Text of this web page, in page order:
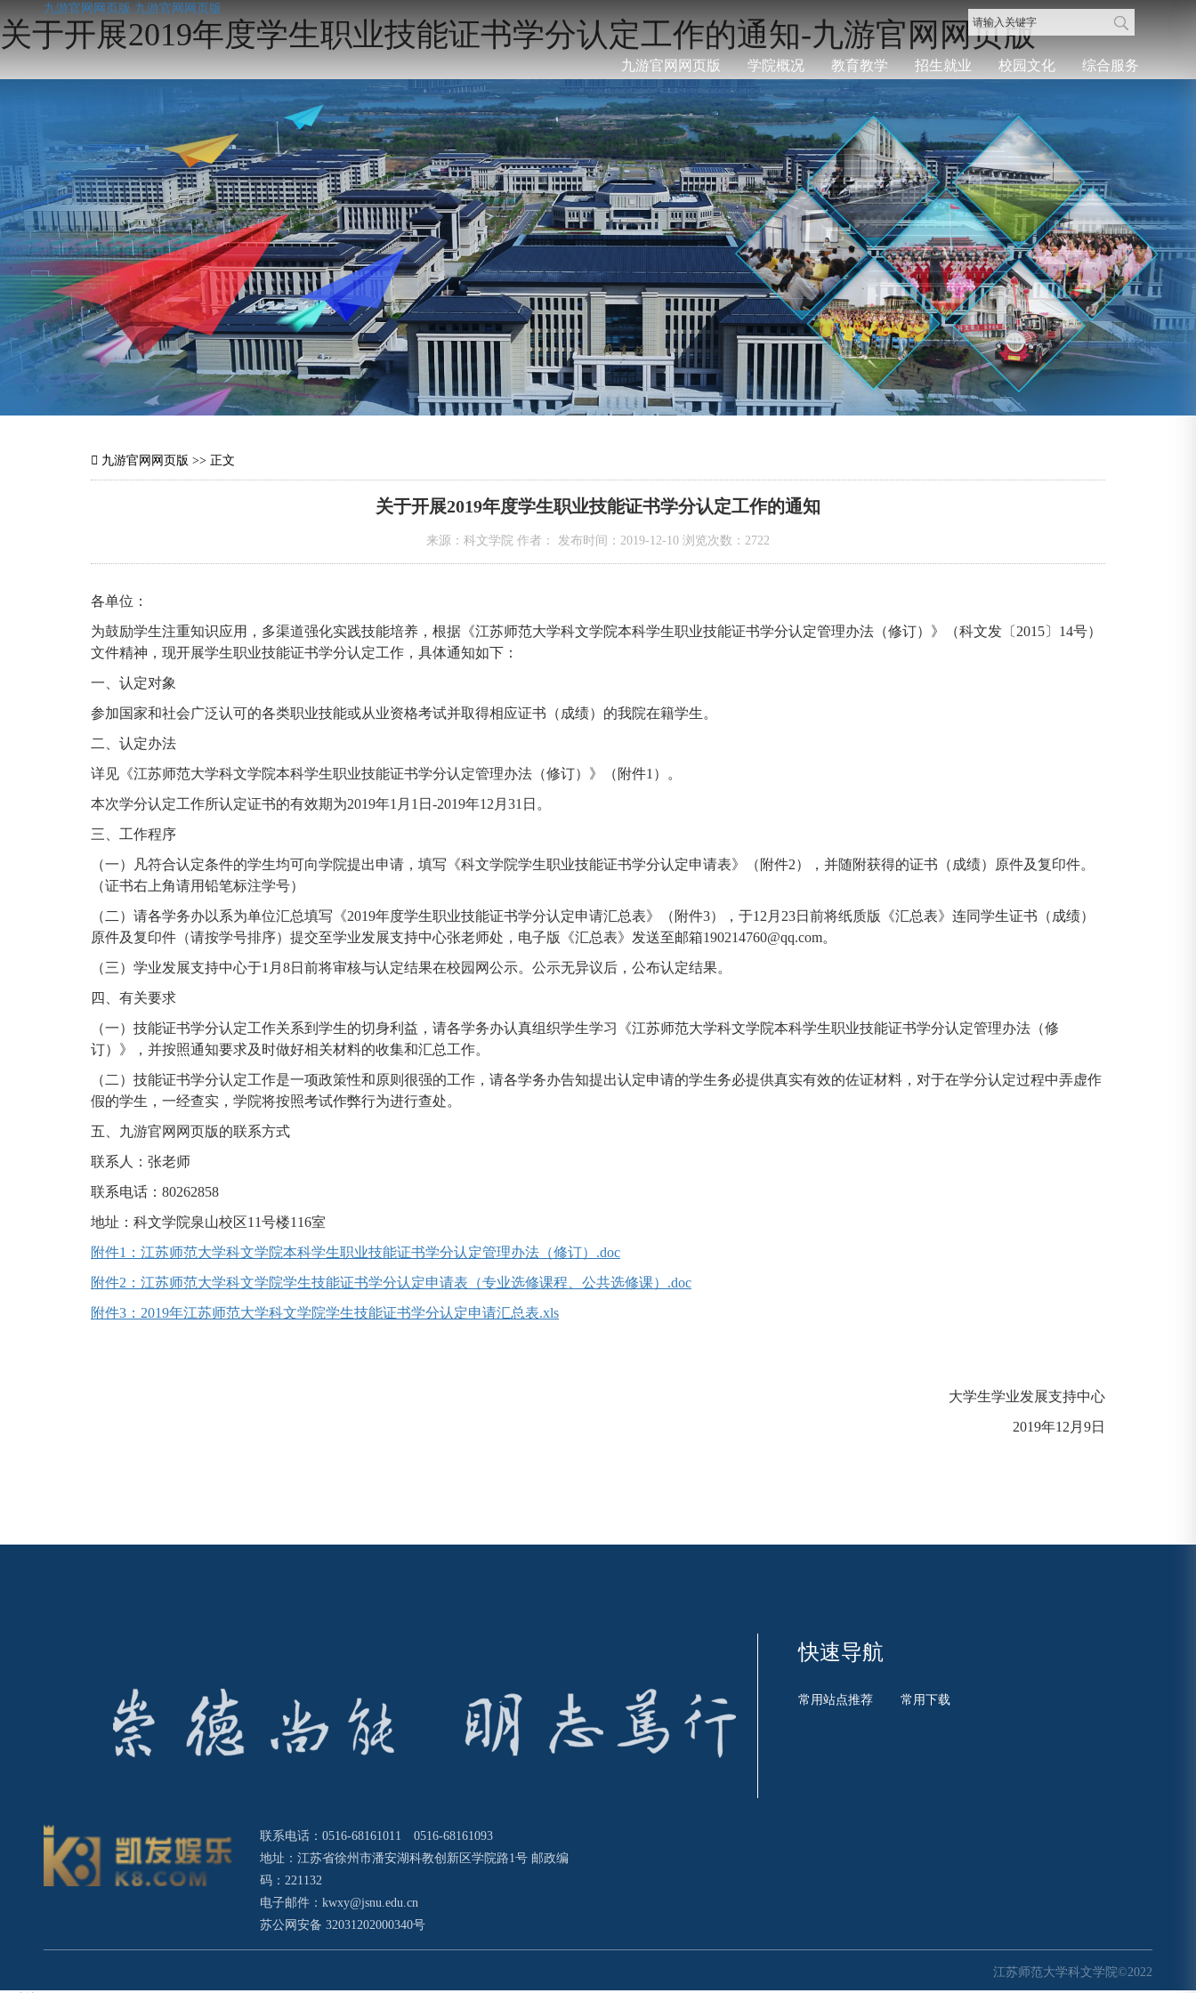
关于开展2019年度学生职业技能证书学分认定工作的通知-九游官网网页版
九游官网网页版 九游官网网页版
九游官网网页版 学院概况 教育教学 招生就业 校园文化 综合服务
九游官网网页版 >> 正文
关于开展2019年度学生职业技能证书学分认定工作的通知
来源：科文学院 作者： 发布时间：2019-12-10 浏览次数： 2722
各单位：
为鼓励学生注重知识应用，多渠道强化实践技能培养，根据《江苏师范大学科文学院本科学生职业技能证书学分认定管理办法（修订）》（科文发〔2015〕14号）
文件精神，现开展学生职业技能证书学分认定工作，具体通知如下：
一、认定对象
参加国家和社会广泛认可的各类职业技能或从业资格考试并取得相应证书（成绩）的我院在籍学生。
二、认定办法
详见《江苏师范大学科文学院本科学生职业技能证书学分认定管理办法（修订）》（附件1）。
本次学分认定工作所认定证书的有效期为2019年1月1日-2019年12月31日。
三、工作程序
（一）凡符合认定条件的学生均可向学院提出申请，填写《科文学院学生职业技能证书学分认定申请表》（附件2），并随附获得的证书（成绩）原件及复印件。
（证书右上角请用铅笔标注学号）
（二）请各学务办以系为单位汇总填写《2019年度学生职业技能证书学分认定申请汇总表》（附件3），于12月23日前将纸质版《汇总表》连同学生证书（成绩）
原件及复印件（请按学号排序）提交至学业发展支持中心张老师处，电子版《汇总表》发送至邮箱190214760@qq.com。
（三）学业发展支持中心于1月8日前将审核与认定结果在校园网公示。公示无异议后，公布认定结果。
四、有关要求
（一）技能证书学分认定工作关系到学生的切身利益，请各学务办认真组织学生学习《江苏师范大学科文学院本科学生职业技能证书学分认定管理办法（修
订）》，并按照通知要求及时做好相关材料的收集和汇总工作。
（二）技能证书学分认定工作是一项政策性和原则很强的工作，请各学务办告知提出认定申请的学生务必提供真实有效的佐证材料，对于在学分认定过程中弄虚作
假的学生，一经查实，学院将按照考试作弊行为进行查处。
五、九游官网网页版的联系方式
联系人：张老师
联系电话：80262858
地址：科文学院泉山校区11号楼116室
附件1：江苏师范大学科文学院本科学生职业技能证书学分认定管理办法（修订）.doc
附件2：江苏师范大学科文学院学生技能证书学分认定申请表（专业选修课程、公共选修课）.doc
附件3：2019年江苏师范大学科文学院学生技能证书学分认定申请汇总表.xls
大学生学业发展支持中心
2019年12月9日
快速导航
常用站点推荐 常用下载
联系电话：0516-68161011 0516-68161093
地址：江苏省徐州市潘安湖科教创新区学院路1号 邮政编
码：221132
电子邮件： kwxy@jsnu.edu.cn
苏公网安备 32031202000340号
江苏师范大学科文学院©2022